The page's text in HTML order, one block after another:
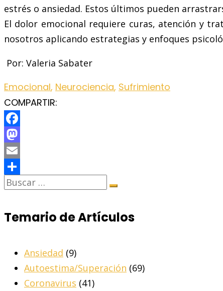
estrés o ansiedad. Estos últimos pueden
El dolor emocional requiere curas, atención y
nosotros aplicando estrategias y enfoques
Por: Valeria Sabater
Emocional, Neurociencia, Sufrimiento
COMPARTIR:
Facebook
Mastodon
Email
Share
Temario de Artículos
Ansiedad (9)
Autoestima/Superación (69)
Coronavirus (41)